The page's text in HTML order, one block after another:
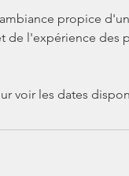
propice
de l'expérience des
voir les dates